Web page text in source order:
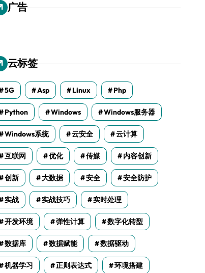
广告
云标签
5G Asp Linux Php
Python Windows Windows服务器
Windows系统 云安全 云计算
互联网 优化 传媒 内容创新
创新 大数据 安全 安全防护
实战 实战技巧 实时处理
开发环境 弹性计算 数字化转型
数据库 数据赋能 数据驱动
机器学习 正则表达式 环境搭建